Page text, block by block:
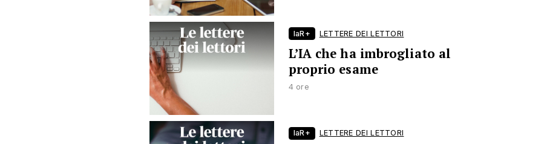
laR+ LETTERE DEI LETTORI
L’IA che ha imbrogliato al
proprio esame
4 ore
laR+ LETTERE DEI LETTORI